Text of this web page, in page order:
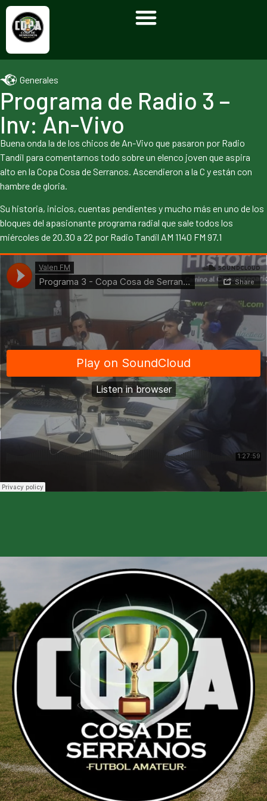
Generales
Programa de Radio 3 –
Inv: An-Vivo
Buena onda la de los chicos de An-Vivo que pasaron por Radio
Tandil para comentarnos todo sobre un elenco joven que aspira
alto en la Copa Cosa de Serranos. Ascendieron a la C y están con
hambre de gloria.
Su historia, inicios, cuentas pendientes y mucho más en uno de los
bloques del apasionante programa radial que sale todos los
miércoles de 20.30 a 22 por Radio Tandil AM 1140 FM 97.1